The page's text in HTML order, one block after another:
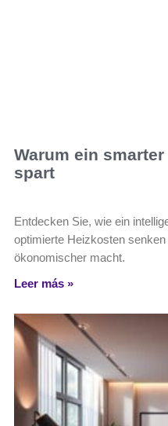
Warum ein
spart
Entdecken Sie, wie ein
optimierte Heizkosten
ökonomischer macht.
Leer más »